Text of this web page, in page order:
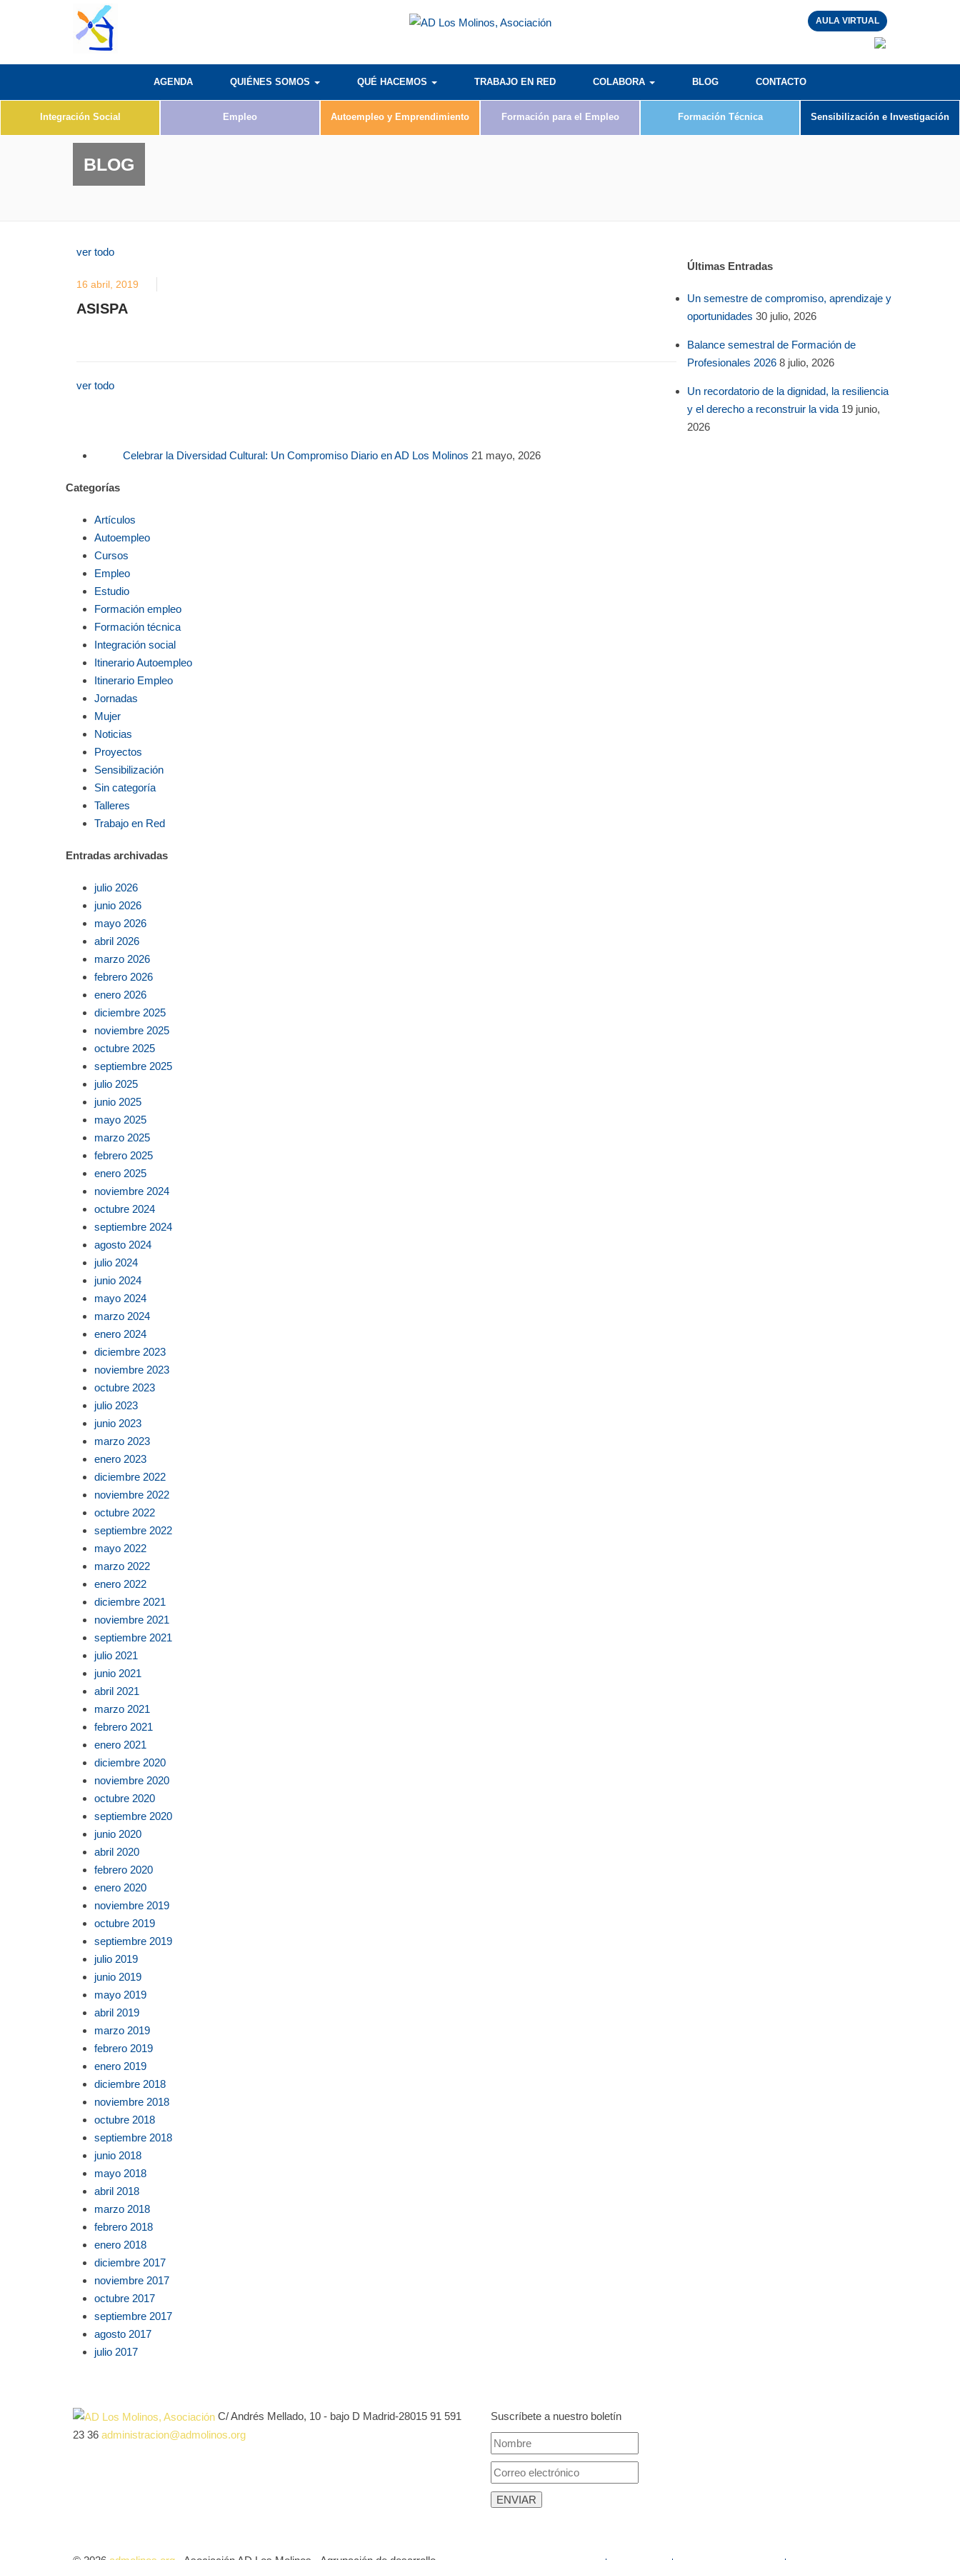
AULA VIRTUAL
AGENDA QUIÉNES SOMOS QUÉ HACEMOS TRABAJO EN RED COLABORA BLOG CONTACTO
Integración Social Empleo Autoempleo y Emprendimiento Formación para el Empleo Formación Técnica Sensibilización e Investigación
BLOG
ver todo
16 abril, 2019
ASISPA
ver todo
Últimas Entradas
Un semestre de compromiso, aprendizaje y
oportunidades 30 julio, 2026
Balance semestral de Formación de
Profesionales 2026 8 julio, 2026
Un recordatorio de la dignidad, la resiliencia
y el derecho a reconstruir la vida 19 junio,
2026
Celebrar la Diversidad Cultural: Un Compromiso Diario en AD Los Molinos 21 mayo, 2026
Categorías
Artículos
Autoempleo
Cursos
Empleo
Estudio
Formación empleo
Formación técnica
Integración social
Itinerario Autoempleo
Itinerario Empleo
Jornadas
Mujer
Noticias
Proyectos
Sensibilización
Sin categoría
Talleres
Trabajo en Red
Entradas archivadas
julio 2026
junio 2026
mayo 2026
abril 2026
marzo 2026
febrero 2026
enero 2026
diciembre 2025
noviembre 2025
octubre 2025
septiembre 2025
julio 2025
junio 2025
mayo 2025
marzo 2025
febrero 2025
enero 2025
noviembre 2024
octubre 2024
septiembre 2024
agosto 2024
julio 2024
junio 2024
mayo 2024
marzo 2024
enero 2024
diciembre 2023
noviembre 2023
octubre 2023
julio 2023
junio 2023
marzo 2023
enero 2023
diciembre 2022
noviembre 2022
octubre 2022
septiembre 2022
mayo 2022
marzo 2022
enero 2022
diciembre 2021
noviembre 2021
septiembre 2021
julio 2021
junio 2021
abril 2021
marzo 2021
febrero 2021
enero 2021
diciembre 2020
noviembre 2020
octubre 2020
septiembre 2020
junio 2020
abril 2020
febrero 2020
enero 2020
noviembre 2019
octubre 2019
septiembre 2019
julio 2019
junio 2019
mayo 2019
abril 2019
marzo 2019
febrero 2019
enero 2019
diciembre 2018
noviembre 2018
octubre 2018
septiembre 2018
junio 2018
mayo 2018
abril 2018
marzo 2018
febrero 2018
enero 2018
diciembre 2017
noviembre 2017
octubre 2017
septiembre 2017
agosto 2017
julio 2017
C/ Andrés Mellado, 10 - bajo D Madrid-28015 91 591
23 36 administracion@admolinos.org
Suscríbete a nuestro boletín